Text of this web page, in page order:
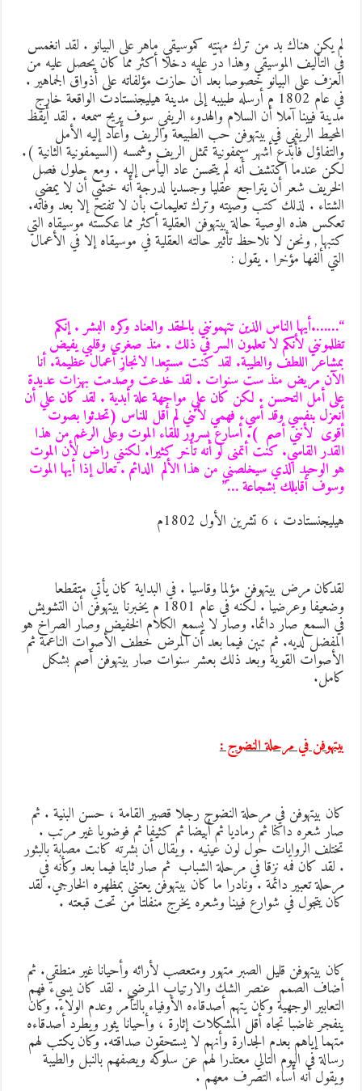
يكن هناك بد من ترك مهنته كموسيقي ماهر على البيانو . لقد انغمس
التأليف الموسيقي وهذا درّ عليه دخلا أكثر مما كان يحصل عليه من
على البيانو خصوصا بعد أن حازت مؤلفاته على أذواق الجماهير .
في عام 1802 م أرسله طبيبه إلى مدينة هيليجنستادت الواقعة خارج
فيينا آملا أن السلام والهدوء الريفي سوف يريح سمعه . لقد أيقظ
الريفي في بيتهوفن حب الطبيعة والريف وأعاد إليه الأمل
فأبدع أشهر سيمفونية تمثل الريف وشمسه (السيمفونية الثانية ).
عندما اكتشف أنه لم يتحسن عاد اليأس إليه . ومع حلول فصل
شعر أن يتراجع عقليا وجسديا لدرجة أنه خشي أن لا يمضي
. لذلك كتب وصيته وترك تعليمات بأن لا تفتح إلا بعد وفاته.
هذه الوصية حالة بيتهوفن العقلية أكثر مما عكسته موسيقاه التي
, ونحن لا نلاحظ تأثير حالته العقلية في موسيقاه إلا في الأعمال
ألفها مؤخرا . يقول :
الناس الذين تتهمونني بالحقد والعناد وكره البشر . إنكم
لأنكم لا تعلمون السر في ذلك . منذ صغري وقلبي يفيض
اللطف والطيبة. لقد كنت مستعدا لانجاز أعمال عظيمة. أنا
مريض منذ ست سنوات . لقد خُدعت وصُدمت بهزات عديدة
أمل التحسن . لكن كان علي مواجهة علة أبدية . لقد كان علي أن
بنفسي وقد أسيء فهمي لأنني لم أقل للناس (تحدثوا بصوت
لأنني أصم ). أسارع بسرور للقاء الموت وعلى الرغم من هذا
القاسي. كنت أتمنى لو أنه تأخر كثيرا. لكنني راض لأن الموت
الوحيد الذي سيخلصني من هذا الألم الدائم . تعال إذا أيها الموت
أقابلك بشجاعة …”
، 6 تشرين الأول 1802م
مرض بيتهوفن مؤلما وقاسيا . في البداية كان يأتي متقطعا
وضعيفا وعرضيا . لكنه في عام 1801 م يخبرنا بيتهوفن أن التشويش
السمع صار دائما. وصار لا يسمع الكلام الخفيض وصار الصراخ هو
لديه. ثم تبين فيما بعد أن المرض خطف الأصوات الناعمة ثم
القوية وبعد ذلك بعشر سنوات صار بيتهوفن أصم بشكل
في مرحلة النضوج :
بيتهوفن في مرحلة النضوج رجلا قصير القامة ، حسن البنية . ثم
شعره داكنا ثم رماديا ثم أبيضا ثم كثيفا ثم فوضويا غير مرتب .
الروايات حول لون عينيه . ويقال أن بشرته كانت مصابة بالبثور
كان فمه نزقا في مرحلة الشباب ثم صار ثابتا فيما بعد وكأنه في
تعبير دائمة . ونادرا ما كان بيتهوفن يعتني بمظهره الخارجي. لقد
يتجول في شوارع فيينا وشعره يخرج منفلتا من تحت قبعته .
بيتهوفن قليل الصبر متهور ومتعصب لأرائه وأحيانا غير منطقي. ثم
الصمم عنصر الشك والارتياب المرضي . لقد كان يسيء فهم
الوجهية وكان يتهم أصدقاءه الأوفياء بالتآمر وعدم الولاء. وكان
غاضبا تجاه أقل المشكلات إثارة ، وأحيانا يثور ويطرد أصدقاءه
إياهم بعدم الجدارة وأنهم لا يستحقون صداقته. وكان يكتب لهم
في اليوم التالي معتذرا لهم عن سلوكه ويصفهم بالنبل والطيبة
أنه أساء التصرف معهم .